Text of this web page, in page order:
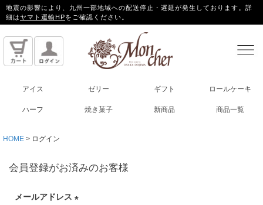
地震の影響により、九州一部地域への配送停止・遅延が発生しております。詳
細はヤマト運輸HPをご確認ください。
アイス ゼリー ギフト ロールケーキ
ハーフ 焼き菓子 新商品 商品一覧
HOME ログイン
会員登録がお済みのお客様
メールアドレス